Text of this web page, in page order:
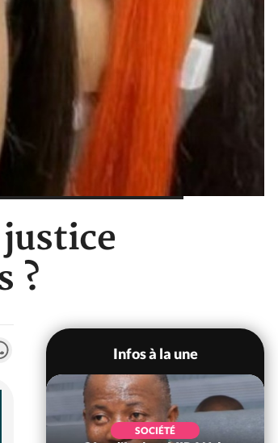
?
WhatsApp
Infos à la une
SOCIÉTÉ